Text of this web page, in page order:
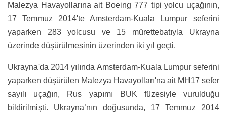
Malezya Havayollarına ait Boeing 777 tipi yolcu uçağının,
17 Temmuz 2014'te Amsterdam-Kuala Lumpur seferini
yaparken 283 yolcusu ve 15 mürettebatıyla Ukrayna
üzerinde düşürülmesinin üzerinden iki yıl geçti.
Ukrayna'da 2014 yılında Amsterdam-Kuala Lumpur seferini
yaparken düşürülen Malezya Havayolları'na ait MH17 sefer
sayılı uçağın, Rus yapımı BUK füzesiyle vurulduğu
bildirilmişti. Ukrayna’nın doğusunda, 17 Temmuz 2014